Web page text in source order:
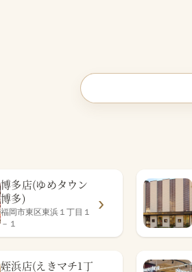
博多店(ゆめタウン
博多)
福岡市東区東浜１丁目１
－１
姪浜店(えきマチ1丁